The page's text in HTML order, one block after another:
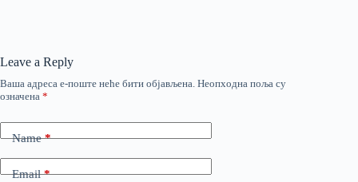
Leave a Reply
Ваша адреса е-поште неће бити објављена. Неопходна поља су
означена *
Name*
Email*